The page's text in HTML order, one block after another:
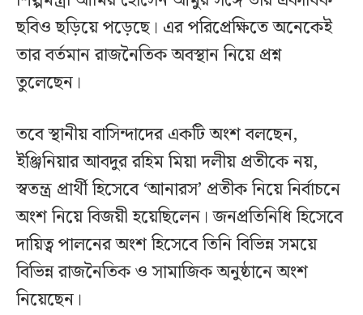
ছবিও ছড়িয়ে পড়েছে। এর পরিপ্রেক্ষিতে অনেকেই
তার বর্তমান রাজনৈতিক অবস্থান নিয়ে প্রশ্ন
তুলেছেন।
তবে স্থানীয় বাসিন্দাদের একটি অংশ বলছেন,
ইঞ্জিনিয়ার আবদুর রহিম মিয়া দলীয় প্রতীকে নয়,
স্বতন্ত্র প্রার্থী হিসেবে ‘আনারস’ প্রতীক নিয়ে নির্বাচনে
অংশ নিয়ে বিজয়ী হয়েছিলেন। জনপ্রতিনিধি হিসেবে
দায়িত্ব পালনের অংশ হিসেবে তিনি বিভিন্ন সময়ে
বিভিন্ন রাজনৈতিক ও সামাজিক অনুষ্ঠানে অংশ
নিয়েছেন।